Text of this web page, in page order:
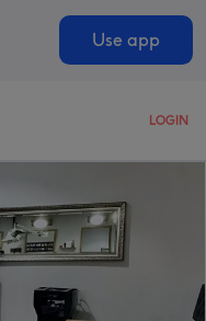
Use app
LOGIN